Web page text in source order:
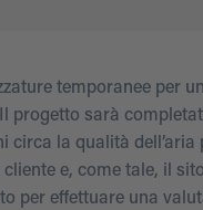
temporanee per
progetto sarà
la qualità dell’aria
e, come tale, il
per effettuare una